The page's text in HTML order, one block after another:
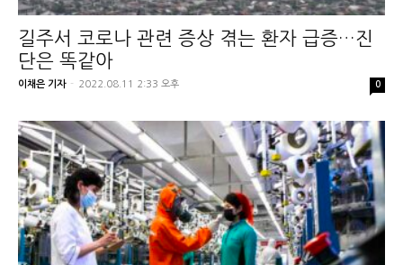
길주서 코로나 관련 증상 겪는 환자 급증…진
단은 똑같아
이채은 기자 - 2022.08.11 2:33 오후 0